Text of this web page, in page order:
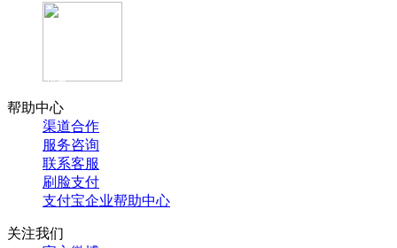
官方抖音
帮助中心
渠道合作
服务咨询
联系客服
刷脸支付
支付宝企业帮助中心
关注我们